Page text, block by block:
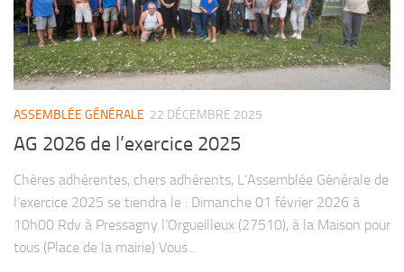
ASSEMBLÉE GÉNÉRALE 22 DÉCEMBRE 2025
AG 2026 de l’exercice 2025
Chères adhérentes, chers adhérents, L’Assemblée Générale de
l’exercice 2025 se tiendra le : Dimanche 01 février 2026 à
10h00 Rdv à Pressagny l’Orgueilleux (27510), à la Maison pour
tous (Place de la mairie) Vous...